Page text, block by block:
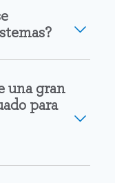
una gran
para